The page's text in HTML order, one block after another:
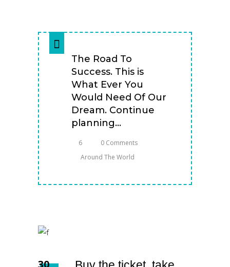
The Road To
Success. This is
What Ever You
Would Need Of Our
Dream. Continue
planning...
6
0 Comments
Around The World